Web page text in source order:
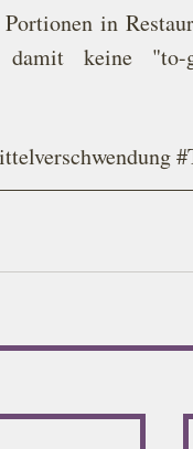
in
keine "to-